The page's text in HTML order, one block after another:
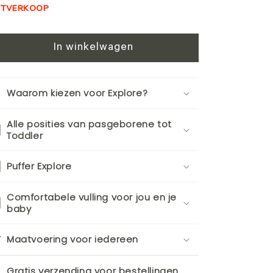
In winkelwagen
Waarom kiezen voor Explore?
Alle posities van pasgeborene tot
Toddler
Puffer Explore
Comfortabele vulling voor jou en je
baby
Maatvoering voor iedereen